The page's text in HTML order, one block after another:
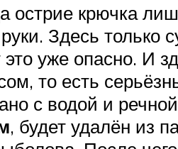
острие крючка
Здесь только
уже опасно. И
то есть
с водой и
, будет удалён из